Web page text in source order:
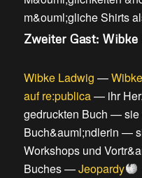
m&ouml;gliche Shirts
Zweiter Gast: Wibke
Wibke Ladwig —
auf re:publica— ihr
gedruckten Buch —sie
Buch&auml;ndlerin —
Workshops und
Buches—Jeopardy